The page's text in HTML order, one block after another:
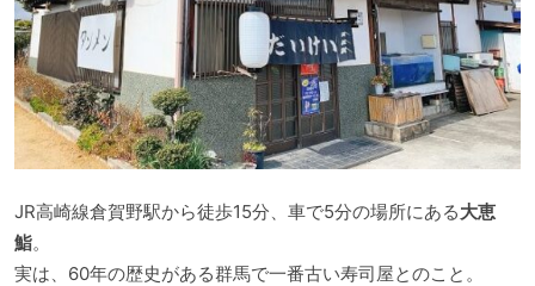
JR高崎線倉賀野駅から徒歩15分、車で5分の場所にある大恵
鮨。
実は、60年の歴史がある群馬で一番古い寿司屋とのこと。